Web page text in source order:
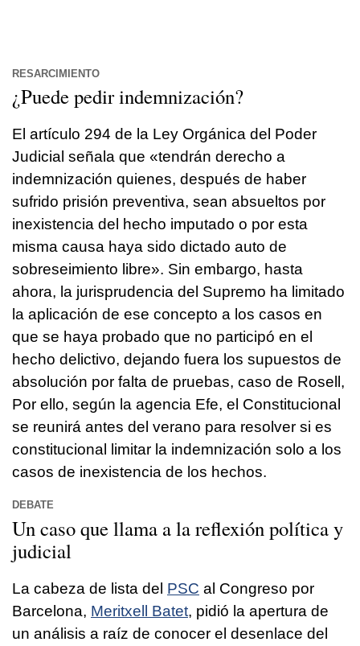
RESARCIMIENTO
¿Puede pedir indemnización?
El artículo 294 de la Ley Orgánica del Poder
Judicial señala que «tendrán derecho a
indemnización quienes, después de haber
sufrido prisión preventiva, sean absueltos por
inexistencia del hecho imputado o por esta
misma causa haya sido dictado auto de
sobreseimiento libre». Sin embargo, hasta
ahora, la jurisprudencia del Supremo ha limitado
la aplicación de ese concepto a los casos en
que se haya probado que no participó en el
hecho delictivo, dejando fuera los supuestos de
absolución por falta de pruebas, caso de Rosell,
Por ello, según la agencia Efe, el Constitucional
se reunirá antes del verano para resolver si es
constitucional limitar la indemnización solo a los
casos de inexistencia de los hechos.
DEBATE
Un caso que llama a la reflexión política y
judicial
La cabeza de lista del PSC al Congreso por
Barcelona, Meritxell Batet, pidió la apertura de
un análisis a raíz de conocer el desenlace del